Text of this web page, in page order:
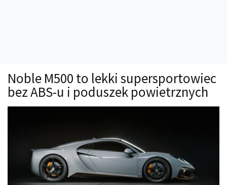
Technika jazdy
Oświetlenie
Auto z niemiec
Galerie
Noble M500 to lekki supersportowiec
bez ABS-u i poduszek powietrznych